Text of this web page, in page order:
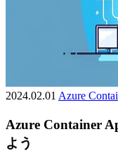
2024.02.01 Azure
Azure Container
よう